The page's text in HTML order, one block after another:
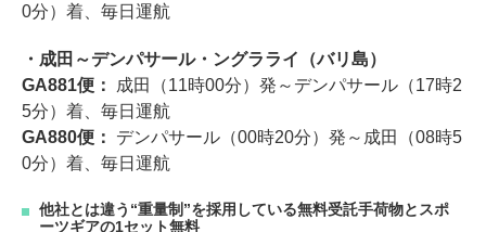
0分）着、毎日運航
・成田～デンパサール・ングラライ（バリ島）
GA881便：
成田（11時00分）発～デンパサール（17時2
5分）着、毎日運航
GA880便： デンパサール（00時20分）発～成田（08時5
0分）着、毎日運航
他社とは違う“重量制”を採用している無料受託手荷物とスポ
ーツギアの1セット無料